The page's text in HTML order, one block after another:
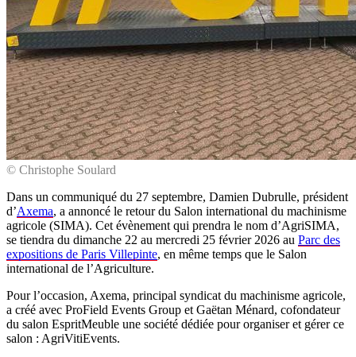
© Christophe Soulard
Dans un communiqué du 27 septembre, Damien Dubrulle, président
d’Axema, a annoncé le retour du Salon international du machinisme
agricole (SIMA). Cet évènement qui prendra le nom d’AgriSIMA,
se tiendra du dimanche 22 au mercredi 25 février 2026 au Parc des
expositions de Paris Villepinte, en même temps que le Salon
international de l’Agriculture.
Pour l’occasion, Axema, principal syndicat du machinisme agricole,
a créé avec ProField Events Group et Gaëtan Ménard, cofondateur
du salon EspritMeuble une société dédiée pour organiser et gérer ce
salon : AgriVitiEvents.